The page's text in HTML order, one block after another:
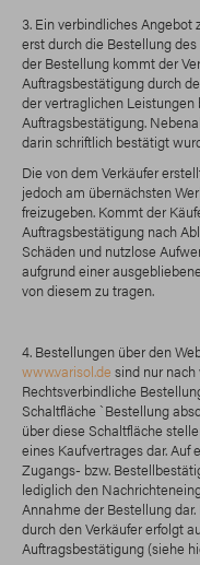
3. Ein verbindliches
erst durch die Bestellung
der Bestellung kommt der
Auftragsbestätigung durch
der vertraglichen
Auftragsbestätigung.
darin schriftlich bestätigt
Die von dem Verkäufer
jedoch am übernächsten
freizugeben. Kommt der
Auftragsbestätigung nach
Schäden und nutzlose
aufgrund einer
von diesem zu tragen.
4. Bestellungen über den
www.varisol.de sind nur
Rechtsverbindliche
Schaltfläche `Bestellung
über diese Schaltfläche
eines Kaufvertrages dar. Auf
Zugangs- bzw.
lediglich den
Annahme der Bestellung
durch den Verkäufer erfolgt
Auftragsbestätigung (siehe